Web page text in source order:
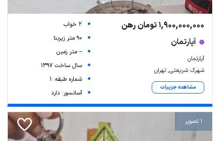
1,900,000,000 تومان رهن
آپارتمان
آپارتمان
شهرک شریعتی, تهران
مشاهده جزییات
2 خواب
90 متر زیربنا
-- متر زمین
سال ساخت 1397
شماره طبقه: 1
آسانسور: دارد
1 تصویر